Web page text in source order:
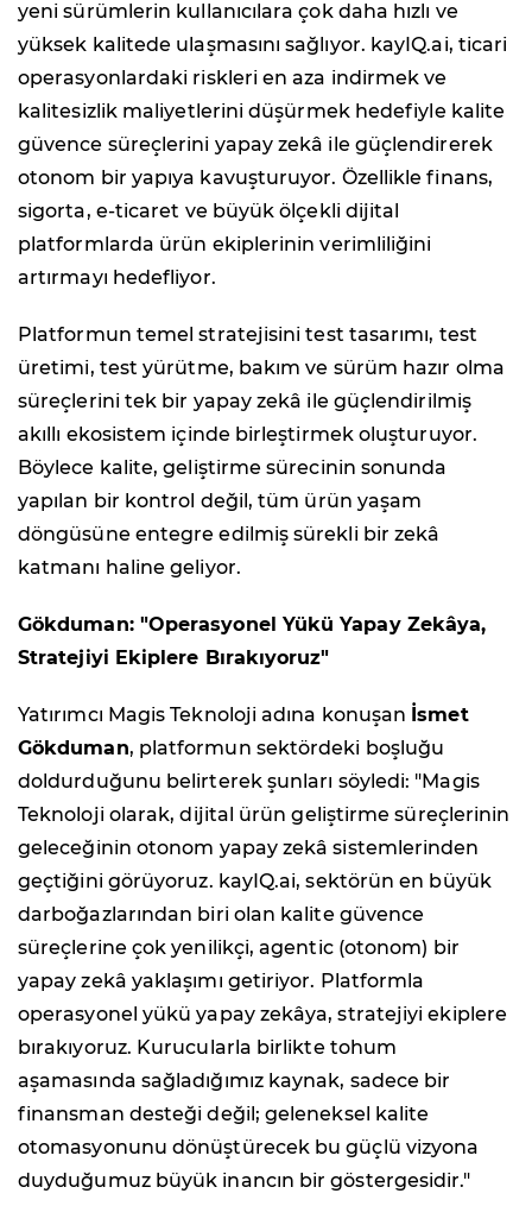
yeni sürümlerin kullanıcılara çok daha hızlı ve
yüksek kalitede ulaşmasını sağlıyor. kayIQ.ai, ticari
operasyonlardaki riskleri en aza indirmek ve
kalitesizlik maliyetlerini düşürmek hedefiyle kalite
güvence süreçlerini yapay zekâ ile güçlendirerek
otonom bir yapıya kavuşturuyor. Özellikle finans,
sigorta, e-ticaret ve büyük ölçekli dijital
platformlarda ürün ekiplerinin verimliliğini
artırmayı hedefliyor.
Platformun temel stratejisini test tasarımı, test
üretimi, test yürütme, bakım ve sürüm hazır olma
süreçlerini tek bir yapay zekâ ile güçlendirilmiş
akıllı ekosistem içinde birleştirmek oluşturuyor.
Böylece kalite, geliştirme sürecinin sonunda
yapılan bir kontrol değil, tüm ürün yaşam
döngüsüne entegre edilmiş sürekli bir zekâ
katmanı haline geliyor.
Gökduman: "Operasyonel Yükü Yapay Zekâya,
Stratejiyi Ekiplere Bırakıyoruz"
Yatırımcı Magis Teknoloji adına konuşan İsmet
Gökduman, platformun sektördeki boşluğu
doldurduğunu belirterek şunları söyledi: "Magis
Teknoloji olarak, dijital ürün geliştirme süreçlerinin
geleceğinin otonom yapay zekâ sistemlerinden
geçtiğini görüyoruz. kayIQ.ai, sektörün en büyük
darboğazlarından biri olan kalite güvence
süreçlerine çok yenilikçi, agentic (otonom) bir
yapay zekâ yaklaşımı getiriyor. Platformla
operasyonel yükü yapay zekâya, stratejiyi ekiplere
bırakıyoruz. Kurucularla birlikte tohum
aşamasında sağladığımız kaynak, sadece bir
finansman desteği değil; geleneksel kalite
otomasyonunu dönüştürecek bu güçlü vizyona
duyduğumuz büyük inancın bir göstergesidir."